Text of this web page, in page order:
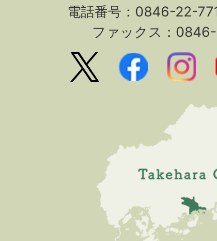
電話番号：0846-22-
ファックス：